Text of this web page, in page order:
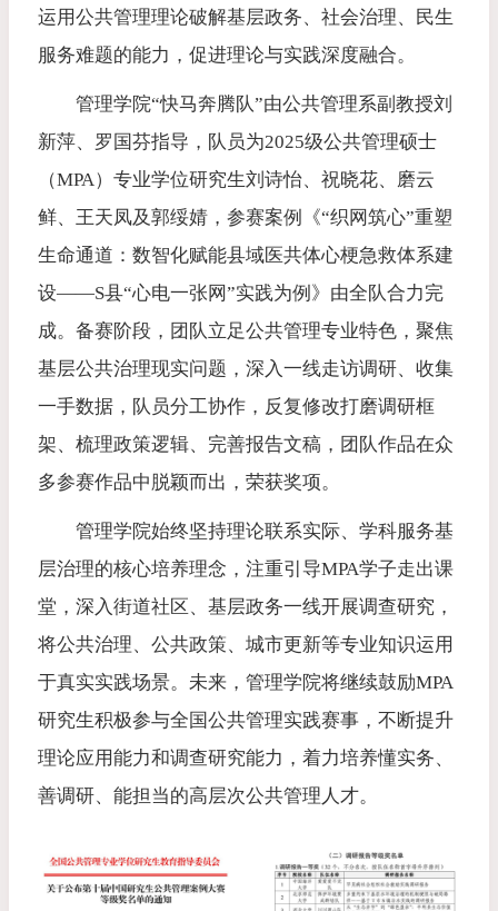
运用公共管理理论破解基层政务、社会治理、民生
服务难题的能力，促进理论与实践深度融合。
管理学院“快马奔腾队”由公共管理系副教授刘
新萍、罗国芬指导，队员为2025级公共管理硕士
（MPA）专业学位研究生刘诗怡、祝晓花、磨云
鲜、王天凤及郭绥婧，参赛案例《“织网筑心”重塑
生命通道：数智化赋能县域医共体心梗急救体系建
设——S县“心电一张网”实践为例》由全队合力完
成。备赛阶段，团队立足公共管理专业特色，聚焦
基层公共治理现实问题，深入一线走访调研、收集
一手数据，队员分工协作，反复修改打磨调研框
架、梳理政策逻辑、完善报告文稿，团队作品在众
多参赛作品中脱颖而出，荣获奖项。
管理学院始终坚持理论联系实际、学科服务基
层治理的核心培养理念，注重引导MPA学子走出课
堂，深入街道社区、基层政务一线开展调查研究，
将公共治理、公共政策、城市更新等专业知识运用
于真实实践场景。未来，管理学院将继续鼓励MPA
研究生积极参与全国公共管理实践赛事，不断提升
理论应用能力和调查研究能力，着力培养懂实务、
善调研、能担当的高层次公共管理人才。